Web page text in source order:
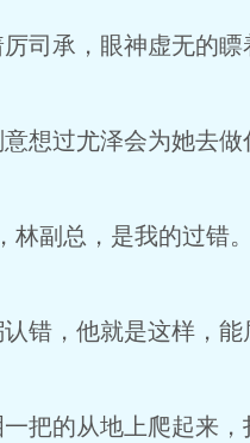
司承，眼神虚无的
想过尤泽会为她去
林副总，是我的过错
错，他就是这样，能
把的从地上爬起来，